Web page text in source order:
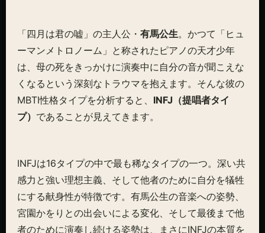
「四月は君の嘘」の主人公・ 有馬公生。かつて「ヒュ
ーマンメトロノーム」と称されたピアノの天才少年
は、母の死をきっかけに演奏中に自分の音が聞こえな
くなるという深刻なトラウマを抱えます。そんな彼の
MBTI性格タイプを分析すると、 INFJ（提唱者タイ
プ） であることが見えてきます。
INFJは16タイプの中で最も稀なタイプの一つ。深い共
感力と強い理想主義、そして他者のために自分を犠牲
にする献身性が特徴です。有馬公生の音楽への姿勢、
宮園かをりとの出会いによる変化、そして最後まで他
者のために演奏し続ける姿勢は、まさにINFJの本質を